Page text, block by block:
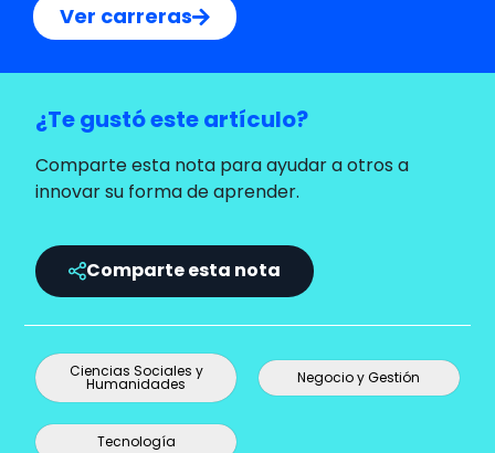
Ver carreras
¿Te gustó este artículo?
Comparte esta nota para ayudar a otros a
innovar su forma de aprender.
Comparte esta nota
Ciencias Sociales y
Humanidades Negocio y Gestión
Tecnología